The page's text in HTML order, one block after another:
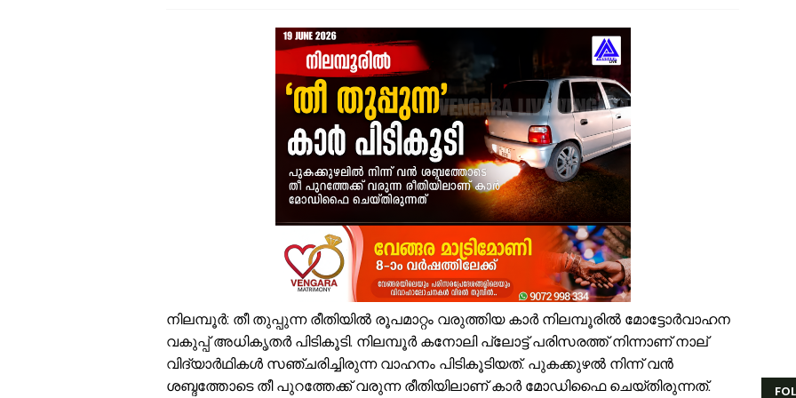
പ്രായം തടസ്സമല്ല; തിരൂരങ്ങാടി നഗരസഭയിൽ പ്ലസ് ടൂ പൂർത്തിയാക്കിയ
വേങ്ങരയുടെ അഭിമാനമായി ഹിപ്നോട്ടിസ്റ്റ് മുഹമ്മദ് റിയാസ്; വേൾഡ്
വാട്ടർ ടാങ്ക് വൃത്തിയാക്കുന്നതിനിടെ കെട്ടിടത്തിന്റെ മുകളിൽ നിന്ന് വീണു
ഉദ്യോഗസ്ഥ സംഘം പാണക്കാട് മണ്ണിടിച്ചിൽ ഉണ്ടായ സ്ഥലം സന്ദർശിച്ചു
ചക്രവാതച്ചുഴിയുടെ സ്വാധീനം: സംസ്ഥാനത്ത് ഓഗസ്റ്റ് 7 വരെ മഴ തുടരുമെന്ന്
വിസ്ഡം യൂത്ത് വേങ്ങര സോൺ ട്രോമാകെയർ പരിശീലന ക്യാമ്പ്
പാണക്കാട് ശിഹാബ് തങ്ങളുടെ സ്മാരകമന്ദിരം വൈകാതെ
എസ്. എം. സർവർ മെഗാ ക്വിസ് -മലപ്പുറം ഈസ്റ്റ് സോൺ മത്സരം സമാപിച്ചു
സൗദിയിൽ വാഹനാപകടത്തിൽ മൂന്നിയൂർ സ്വദേശി മരണപ്പെട്ടു
ജോലിസ്ഥലത്ത് വെള്ളപ്പൊക്കം; അസമിൽ മരിച്ച തിരൂരങ്ങാടി
പായലും ചെളിയും മൂടി റോഡുകൾ; പ്രളയാനന്തര ജാഗ്രതയിൽ വേങ്ങര
നിലമ്പൂർ: തീ തുപ്പുന്ന രീതിയിൽ രൂപമാറ്റം വരുത്തിയ കാർ നിലമ്പൂരിൽ മോട്ടോർവാഹന
വകുപ്പ് അധികൃതർ പിടികൂടി. നിലമ്പൂർ കനോലി പ്ലോട്ട് പരിസരത്ത് നിന്നാണ് നാല്
വിദ്യാർഥികൾ സഞ്ചരിച്ചിരുന്ന വാഹനം പിടികൂടിയത്. പുകക്കുഴൽ നിന്ന് വൻ
ശബ്ദത്തോടെ തീ പുറത്തേക്ക് വരുന്ന രീതിയിലാണ് കാർ മോഡിഫൈ ചെയ്തിരുന്നത്.